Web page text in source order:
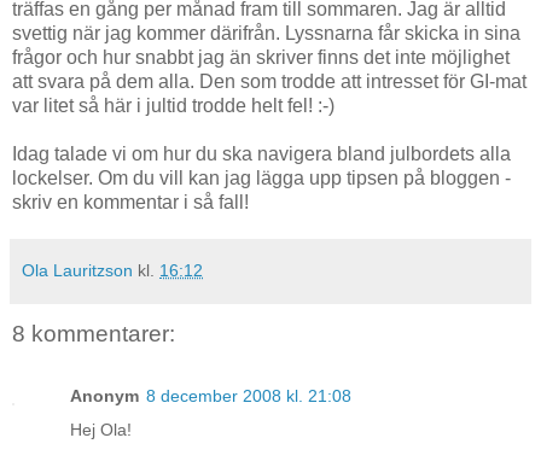
träffas en gång per månad fram till sommaren. Jag är alltid
svettig när jag kommer därifrån. Lyssnarna får skicka in sina
frågor och hur snabbt jag än skriver finns det inte möjlighet
att svara på dem alla. Den som trodde att intresset för GI-mat
var litet så här i jultid trodde helt fel! :-)
Idag talade vi om hur du ska navigera bland julbordets alla
lockelser. Om du vill kan jag lägga upp tipsen på bloggen -
skriv en kommentar i så fall!
Ola Lauritzson kl. 16:12
8 kommentarer:
Anonym 8 december 2008 kl. 21:08
Hej Ola!